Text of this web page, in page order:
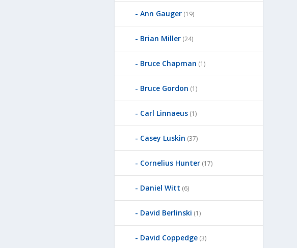
Ann Gauger (19)
Brian Miller (24)
Bruce Chapman (1)
Bruce Gordon (1)
Carl Linnaeus (1)
Casey Luskin (37)
Cornelius Hunter (17)
Daniel Witt (6)
David Berlinski (1)
David Coppedge (3)